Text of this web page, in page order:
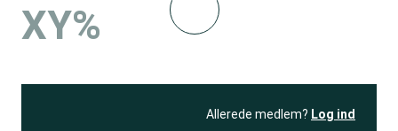
XY%
Allerede medlem? Log ind